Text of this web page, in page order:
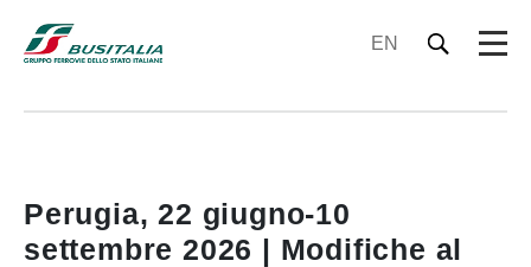
EN
Perugia, 22 giugno-10
settembre 2026 | Modifiche al